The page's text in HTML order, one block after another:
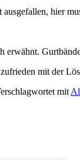
hier
erwähnt.
mit der
mit